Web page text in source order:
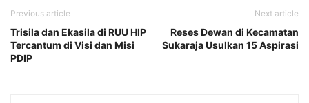
Previous article
Trisila dan Ekasila di RUU HIP
Tercantum di Visi dan Misi
PDIP
Next article
Reses Dewan di Kecamatan
Sukaraja Usulkan 15 Aspirasi